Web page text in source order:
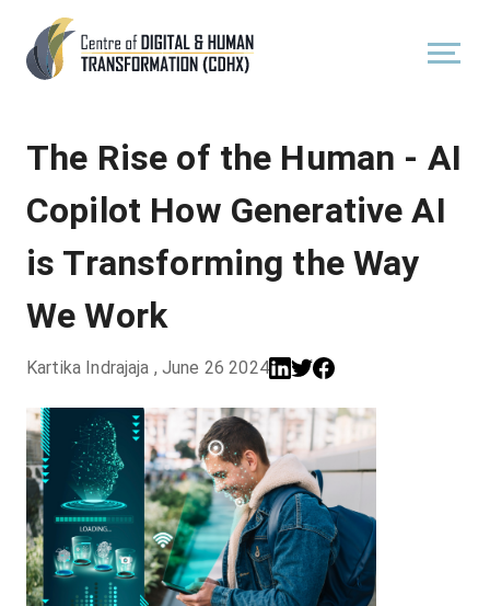
The Rise of the Human - AI
Copilot How Generative AI
is Transforming the Way
We Work
Kartika Indrajaja , June 26 2024